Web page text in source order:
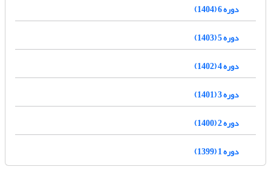
دوره 6 (1404)
دوره 5 (1403)
دوره 4 (1402)
دوره 3 (1401)
دوره 2 (1400)
دوره 1 (1399)